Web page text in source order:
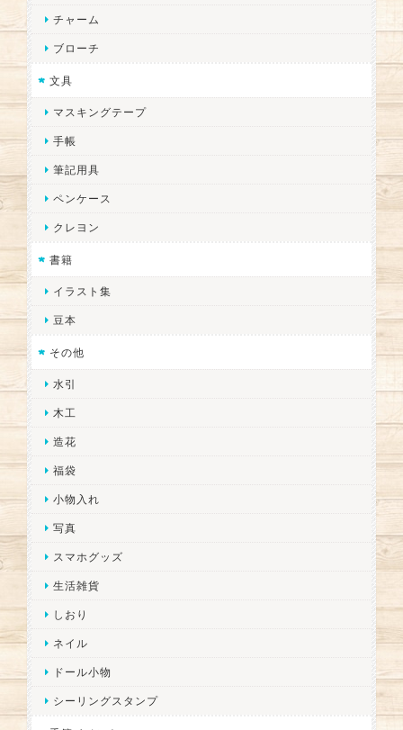
チャーム
ブローチ
文具
マスキングテープ
手帳
筆記用具
ペンケース
クレヨン
書籍
イラスト集
豆本
その他
水引
木工
造花
福袋
小物入れ
写真
スマホグッズ
生活雑貨
しおり
ネイル
ドール小物
シーリングスタンプ